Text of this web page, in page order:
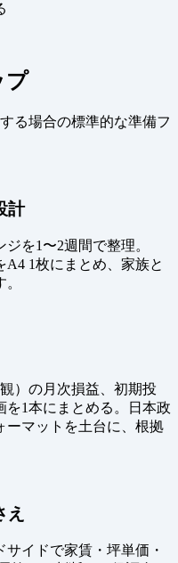
プ
る場合の標準的な準備フ
計
を1〜2週間で整理。
A4 1枚にまとめ、家族と
）の月次損益、初期投
を1本にまとめる。日本政
ーマットを土台に、根拠
え
イドで家賃・坪単価・